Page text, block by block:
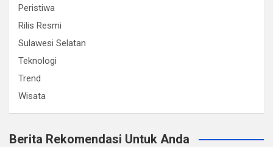
Peristiwa
Rilis Resmi
Sulawesi Selatan
Teknologi
Trend
Wisata
Berita Rekomendasi Untuk Anda